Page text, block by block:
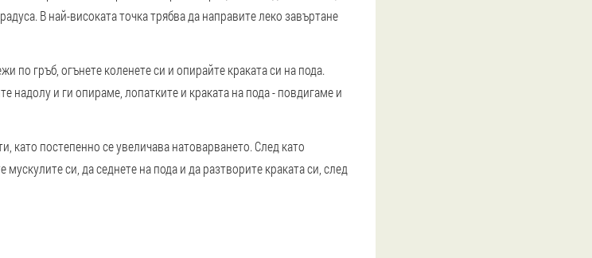
В най-високата точка трябва да направите леко завъртане
по гръб, огънете коленете си и опирайте краката си на пода.
надолу и ги опираме, лопатките и краката на пода - повдигаме и
като постепенно се увеличава натоварването. След като
си, да седнете на пода и да разтворите краката си, след